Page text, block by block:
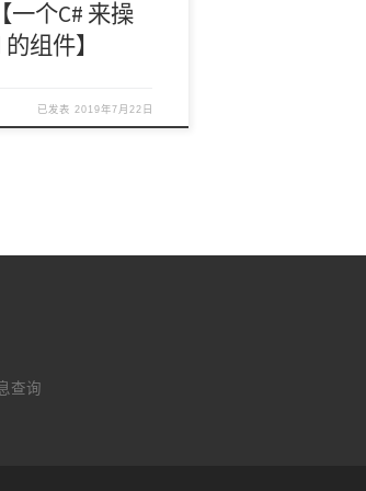
一个C# 来操
组件】
已发表 2019年7月22日
查询